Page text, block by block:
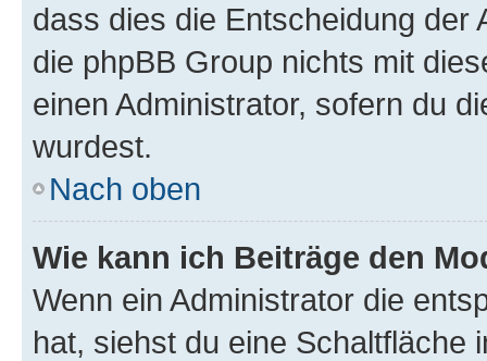
dass dies die Entscheidung der
die phpBB Group nichts mit
einen Administrator, sofern du
wurdest.
Nach oben
Wie kann ich Beiträge den
Wenn ein Administrator die
hat, siehst du eine Schaltfläche